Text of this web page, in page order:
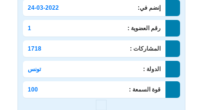
إنضم في: 24-03-2022
رقم العضوية : 1
المشاركات : 1718
الدولة : تونس
قوة السمعة : 100